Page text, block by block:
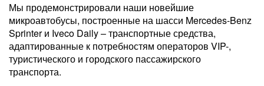
Мы продемонстрировали наши новейшие
микроавтобусы, построенные на шасси Mercedes-Benz
Sprinter и Iveco Daily – транспортные средства,
адаптированные к потребностям операторов VIP-,
туристического и городского пассажирского
транспорта.